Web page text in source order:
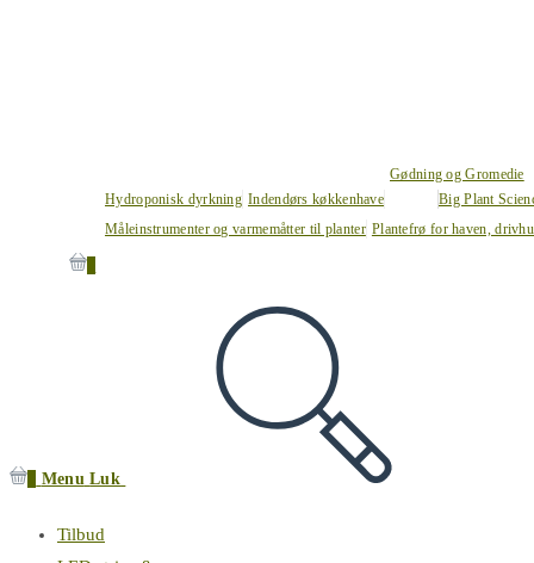
Hydroponisk dyrkning Indendørs køkkenhave
Gødning og Gromedie
Big Plant
Måleinstrumenter og varmemåtter til planter Plantefrø for haven,
Menu Luk
Tilbud